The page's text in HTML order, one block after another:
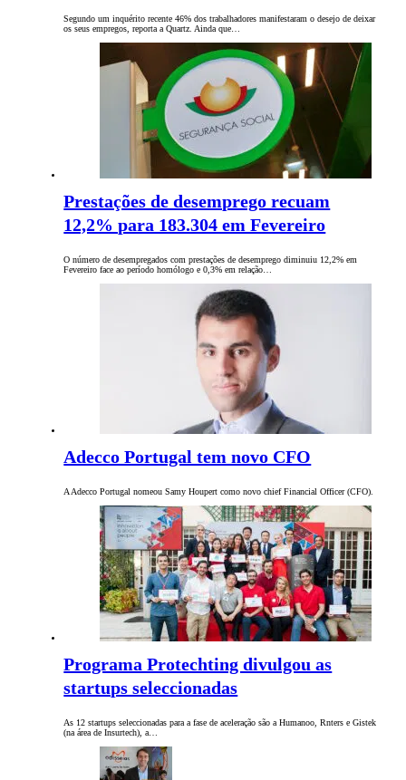
Segundo um inquérito recente 46% dos trabalhadores manifestaram o desejo de deixar
os seus empregos, reporta a Quartz. Ainda que…
Prestações de desemprego recuam
12,2% para 183.304 em Fevereiro
O número de desempregados com prestações de desemprego diminuiu 12,2% em
Fevereiro face ao período homólogo e 0,3% em relação…
Adecco Portugal tem novo CFO
A Adecco Portugal nomeou Samy Houpert como novo chief Financial Officer (CFO).
Programa Protechting divulgou as
startups seleccionadas
As 12 startups seleccionadas para a fase de aceleração são a Humanoo, Rnters e Gistek
(na área de Insurtech), a…